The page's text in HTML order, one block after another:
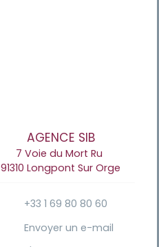
AGENCE SIB
7 Voie du Mort Ru
91310 Longpont Sur Orge
+33 1 69 80 80 60
Envoyer un e-mail